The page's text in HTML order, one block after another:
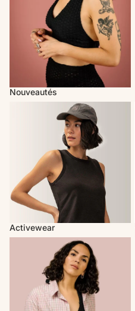
Nouveautés
Activewear
Mercedes Morin